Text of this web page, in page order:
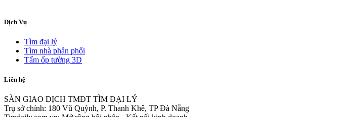
Dịch Vụ
Tìm đại lý
Tìm nhà phân phối
Tấm ốp tường 3D
Liên hệ
SÀN GIAO DỊCH TMĐT TÌM ĐẠI LÝ
Trụ sở chính: 180 Vũ Quỳnh, P. Thanh Khê, TP Đà Nẵng